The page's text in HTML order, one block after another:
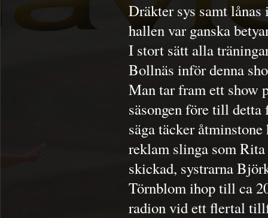
Dräkter sys samt lånas
hallen var ganska
I stort sätt alla
Bollnäs inför denna
Man tar fram ett show
säsongen före till
säga täcker
reklam slinga som
skickad, systrarna
Törnblom ihop till ca
radion vid ett flertal